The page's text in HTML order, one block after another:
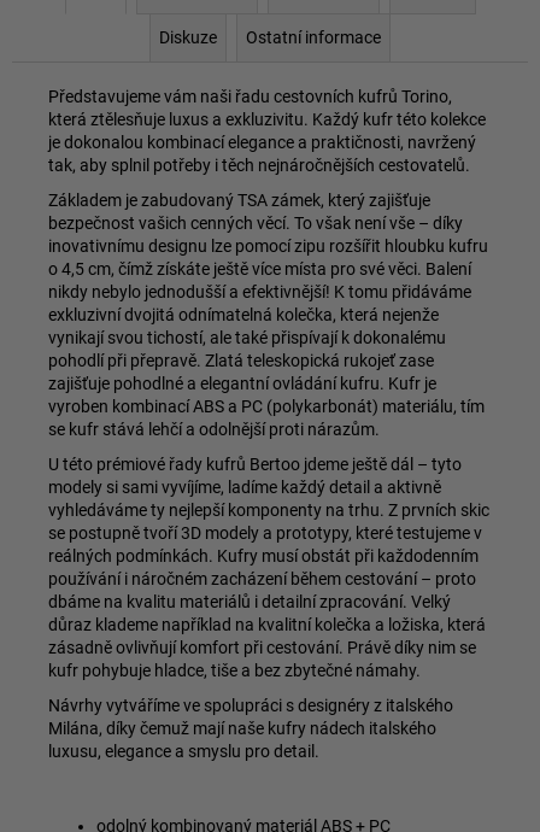
Diskuze Ostatní informace
Představujeme vám naši řadu cestovních kufrů Torino,
která ztělesňuje luxus a exkluzivitu. Každý kufr této kolekce
je dokonalou kombinací elegance a praktičnosti, navržený
tak, aby splnil potřeby i těch nejnáročnějších cestovatelů.
Základem je zabudovaný TSA zámek, který zajišťuje
bezpečnost vašich cenných věcí. To však není vše – díky
inovativnímu designu lze pomocí zipu rozšířit hloubku kufru
o 4,5 cm, čímž získáte ještě více místa pro své věci. Balení
nikdy nebylo jednodušší a efektivnější! K tomu přidáváme
exkluzivní dvojitá odnímatelná kolečka, která nejenže
vynikají svou tichostí, ale také přispívají k dokonalému
pohodlí při přepravě. Zlatá teleskopická rukojeť zase
zajišťuje pohodlné a elegantní ovládání kufru. Kufr je
vyroben kombinací ABS a PC (polykarbonát) materiálu, tím
se kufr stává lehčí a odolnější proti nárazům.
U této prémiové řady kufrů Bertoo jdeme ještě dál – tyto
modely si sami vyvíjíme, ladíme každý detail a aktivně
vyhledáváme ty nejlepší komponenty na trhu. Z prvních skic
se postupně tvoří 3D modely a prototypy, které testujeme v
reálných podmínkách. Kufry musí obstát při každodenním
používání i náročném zacházení během cestování – proto
dbáme na kvalitu materiálů i detailní zpracování. Velký
důraz klademe například na kvalitní kolečka a ložiska, která
zásadně ovlivňují komfort při cestování. Právě díky nim se
kufr pohybuje hladce, tiše a bez zbytečné námahy.
Návrhy vytváříme ve spolupráci s designéry z italského
Milána, díky čemuž mají naše kufry nádech italského
luxusu, elegance a smyslu pro detail.
odolný kombinovaný materiál ABS + PC